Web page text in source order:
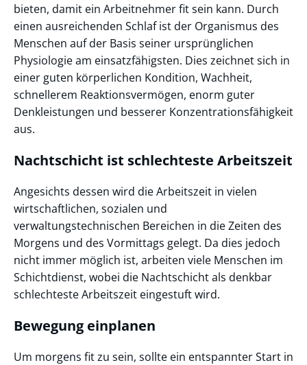
bieten, damit ein Arbeitnehmer fit sein kann. Durch
einen ausreichenden Schlaf ist der Organismus des
Menschen auf der Basis seiner ursprünglichen
Physiologie am einsatzfähigsten. Dies zeichnet sich in
einer guten körperlichen Kondition, Wachheit,
schnellerem Reaktionsvermögen, enorm guter
Denkleistungen und besserer Konzentrationsfähigkeit
aus.
Nachtschicht ist schlechteste Arbeitszeit
Angesichts dessen wird die Arbeitszeit in vielen
wirtschaftlichen, sozialen und
verwaltungstechnischen Bereichen in die Zeiten des
Morgens und des Vormittags gelegt. Da dies jedoch
nicht immer möglich ist, arbeiten viele Menschen im
Schichtdienst, wobei die Nachtschicht als denkbar
schlechteste Arbeitszeit eingestuft wird.
Bewegung einplanen
Um morgens fit zu sein, sollte ein entspannter Start in